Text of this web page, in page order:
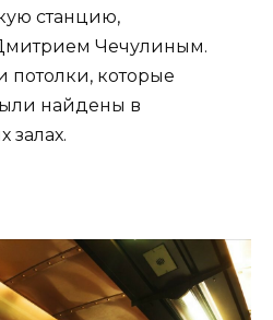
станцию,
Чечулиным.
потолки, которые
найдены в
залах.